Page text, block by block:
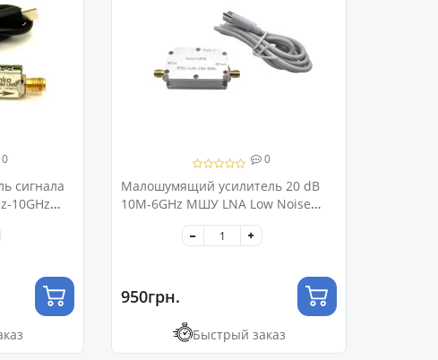
0
сигнала
10GHz
0
Малошумящий усилитель 20 dB
10M-6GHz МШУ LNA Low Noise
950грн.
Быстрый заказ